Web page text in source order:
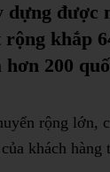
dựng được
khắp
200
rộng lớn,
khách hàng